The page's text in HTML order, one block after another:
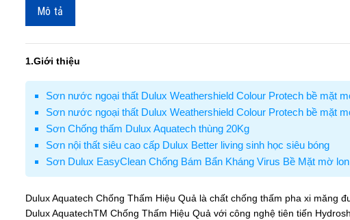
Mô tả
1.Giới thiệu
Sơn nước ngoại thất Dulux Weathershield Colour Protech bề mặt
Sơn nước ngoại thất Dulux Weathershield Colour Protech bề mặt
Sơn Chống thấm Dulux Aquatech thùng 20Kg
Sơn nội thất siêu cao cấp Dulux Better living sinh học siêu bóng
Sơn Dulux EasyClean Chống Bám Bẩn Kháng Virus Bề Mặt mờ
Dulux Aquatech Chống Thấm Hiệu Quả là chất chống thấm pha xi măng
Dulux AquatechTM Chống Thấm Hiệu Quả với công nghệ tiên tiến